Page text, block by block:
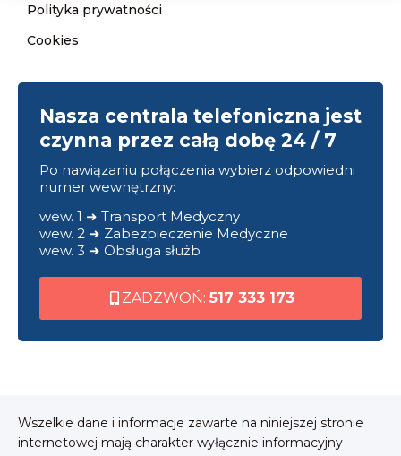
Polityka prywatności
Cookies
Nasza centrala telefoniczna jest
czynna przez całą dobę 24 / 7
Po nawiązaniu połączenia wybierz odpowiedni
numer wewnętrzny:
wew. 1 ➜ Transport Medyczny
wew. 2 ➜ Zabezpieczenie Medyczne
wew. 3 ➜ Obsługa służb
ZADZWOŃ: 517 333 173
Wszelkie dane i informacje zawarte na niniejszej stronie
internetowej mają charakter wyłącznie informacyjny